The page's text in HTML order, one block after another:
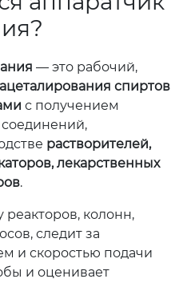
— это рабочий,
спиртов
с получением
растворителей,
лекарственных
.
реакторов, колонн,
следит за
и скоростью подачи
и оценивает